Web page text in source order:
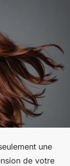
une
de votre